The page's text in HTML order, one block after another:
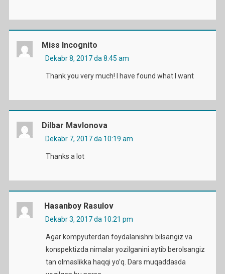
Miss Incognito
Dekabr 8, 2017 da 8:45 am
Thank you very much! I have found what I want
Dilbar Mavlonova
Dekabr 7, 2017 da 10:19 am
Thanks a lot
Hasanboy Rasulov
Dekabr 3, 2017 da 10:21 pm
Agar kompyuterdan foydalanishni bilsangiz va
konspektizda nimalar yozilganini aytib berolsangiz
tan olmaslikka haqqi yo’q. Dars muqaddasda